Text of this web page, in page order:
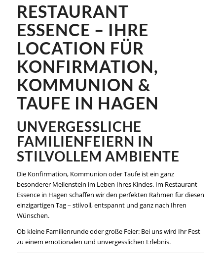
RESTAURANT
ESSENCE – IHRE
LOCATION FÜR
KONFIRMATION,
KOMMUNION &
TAUFE IN HAGEN
UNVERGESSLICHE
FAMILIENFEIERN IN
STILVOLLEM AMBIENTE
Die Konfirmation, Kommunion oder Taufe ist ein ganz
besonderer Meilenstein im Leben Ihres Kindes. Im Restaurant
Essence in Hagen schaffen wir den perfekten Rahmen für diesen
einzigartigen Tag – stilvoll, entspannt und ganz nach Ihren
Wünschen.
Ob kleine Familienrunde oder große Feier: Bei uns wird Ihr Fest
zu einem emotionalen und unvergesslichen Erlebnis.